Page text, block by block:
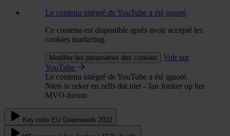
Le contenu intégré de YouTube a été ignoré
Ce contenu est disponible après avoir accepté les
cookies marketing.
Modifier les paramètres des cookies
Voir sur
YouTube
Le contenu intégré de YouTube a été ignoré.
Niets is zeker en zelfs dat niet - Jan Jonker op het
MVO-forum
Key-note EU Greenweek 2022